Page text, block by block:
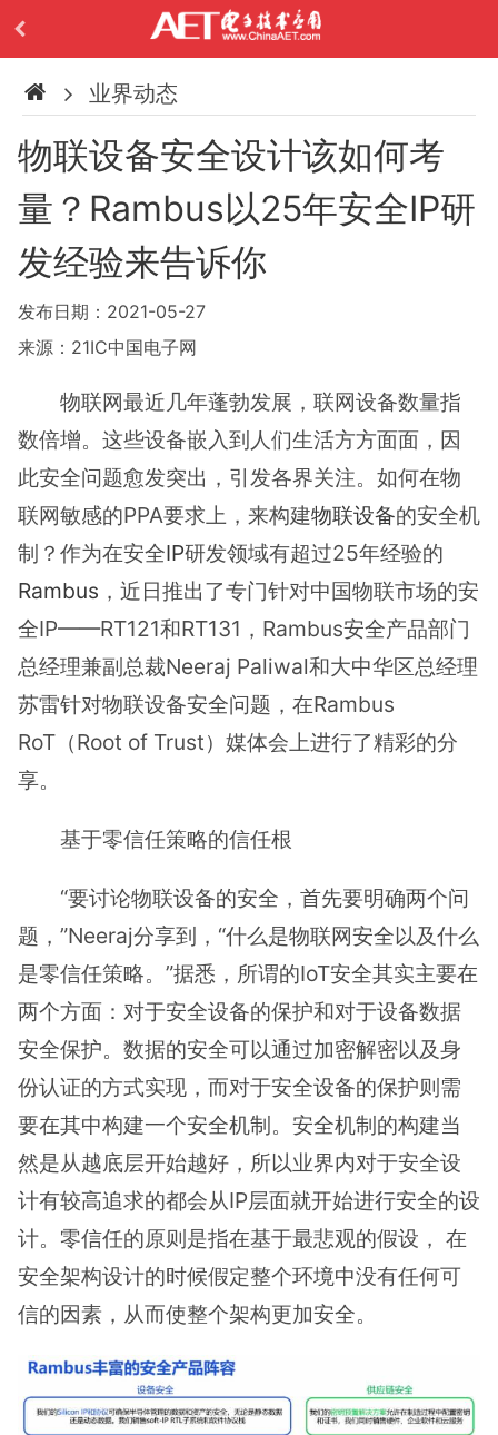
业界动态
物联设备安全设计该如何考
量？Rambus以25年安全IP研
发经验来告诉你
发布日期：2021-05-27
来源：21IC中国电子网
物联网最近几年蓬勃发展，联网设备数量指
数倍增。这些设备嵌入到人们生活方方面面，因
此安全问题愈发突出，引发各界关注。如何在物
联网敏感的PPA要求上，来构建物联设备的安全机
制？作为在安全IP研发领域有超过25年经验的
Rambus ，近日推出了专门针对中国物联市场的安
全IP——RT121和RT131，Rambus安全产品部门
总经理兼副总裁Neeraj Paliwal和大中华区总经理
苏雷针对物联设备安全问题，在Rambus
RoT（Root of Trust）媒体会上进行了精彩的分
享。
基于零信任策略的信任根
“要讨论物联设备的安全，首先要明确两个问
题，”Neeraj分享到，“什么是物联网安全以及什么
是零信任策略。”据悉，所谓的IoT安全其实主要在
两个方面：对于安全设备的保护和对于设备数据
安全保护。数据的安全可以通过加密解密以及身
份认证的方式实现，而对于安全设备的保护则需
要在其中构建一个安全机制。安全机制的构建当
然是从越底层开始越好，所以业界内对于安全设
计有较高追求的都会从IP层面就开始进行安全的设
计。零信任的原则是指在基于最悲观的假设， 在
安全架构设计的时候假定整个环境中没有任何可
信的因素，从而使整个架构更加安全。